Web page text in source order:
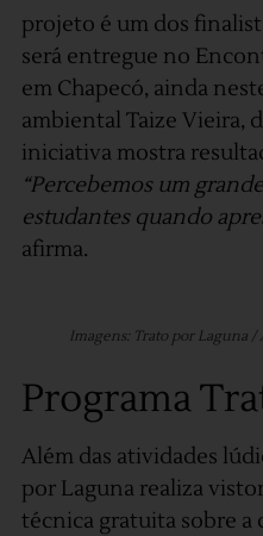
projeto é um dos
será entregue no
em Chapecó, ainda
ambiental Taize Vieira,
iniciativa mostra
“Percebemos um
estudantes quando
afirma.
Imagens: Trato por Laguna /
Programa
Além das atividades
por Laguna realiza
técnica gratuita sobre a